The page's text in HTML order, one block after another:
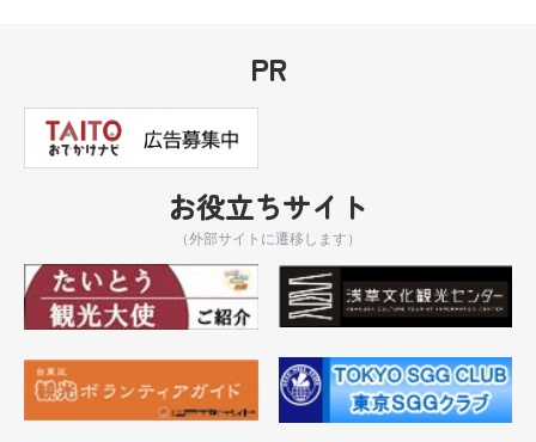
PR
お役立ちサイト
（外部サイトに遷移します）